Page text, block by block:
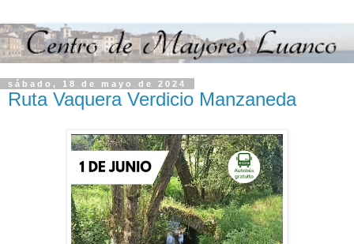
sábado, 18 de mayo de 2024
Ruta Vaquera Verdicio Manzaneda